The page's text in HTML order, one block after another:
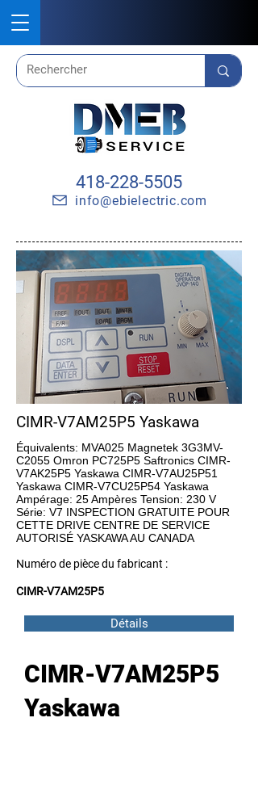
418-228-5505
info@ebielectric.com
CIMR-V7AM25P5 Yaskawa
Équivalents: MVA025 Magnetek 3G3MV-
C2055 Omron PC725P5 Saftronics CIMR-
V7AK25P5 Yaskawa CIMR-V7AU25P51
Yaskawa CIMR-V7CU25P54 Yaskawa
Ampérage: 25 Ampères Tension: 230 V
Série: V7 INSPECTION GRATUITE POUR
CETTE DRIVE CENTRE DE SERVICE
AUTORISÉ YASKAWA AU CANADA
Numéro de pièce du fabricant :
CIMR-V7AM25P5
Détails
CIMR-V7AM25P5
Yaskawa